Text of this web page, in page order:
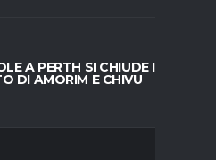
A PERTH SI CHIUDE IN
DI AMORIM E CHIVU